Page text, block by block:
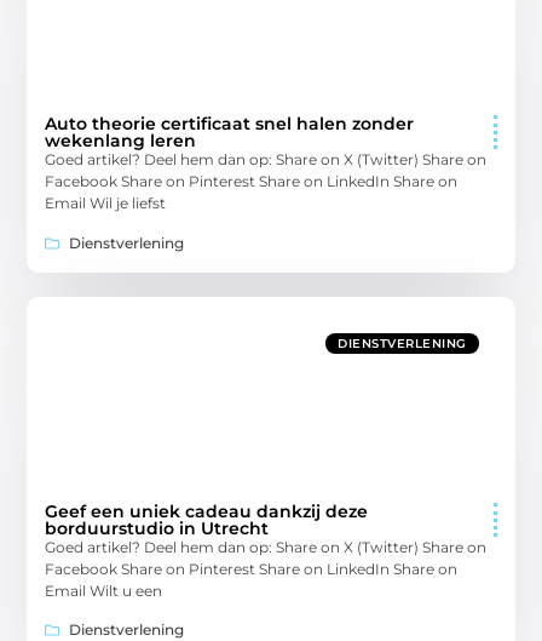
Auto theorie certificaat snel halen zonder
wekenlang leren
Goed artikel? Deel hem dan op: Share on X (Twitter) Share on
Facebook Share on Pinterest Share on LinkedIn Share on
Email Wil je liefst
Dienstverlening
DIENSTVERLENING
Geef een uniek cadeau dankzij deze
borduurstudio in Utrecht
Goed artikel? Deel hem dan op: Share on X (Twitter) Share on
Facebook Share on Pinterest Share on LinkedIn Share on
Email Wilt u een
Dienstverlening